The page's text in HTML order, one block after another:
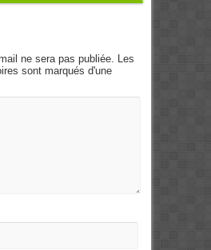
ne sera pas publiée. Les
sont marqués d'une